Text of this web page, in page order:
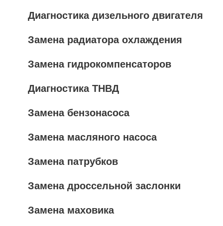
Диагностика дизельного двигателя
Замена радиатора охлаждения
Замена гидрокомпенсаторов
Диагностика ТНВД
Замена бензонасоса
Замена масляного насоса
Замена патрубков
Замена дроссельной заслонки
Замена маховика